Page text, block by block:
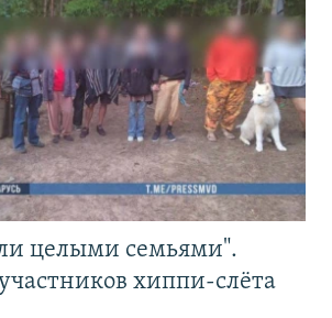
целыми семьями".
хиппи-слёта